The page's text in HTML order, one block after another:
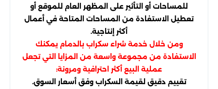
للمساحات أو التأثير على المظهر العام للموقع أو
تعطيل الاستفادة من المساحات المتاحة في أعمال
أكثر إنتاجية.
ومن خلال خدمة شراء سكراب بالدمام يمكنك
الاستفادة من مجموعة واسعة من المزايا التي تجعل
عملية البيع أكثر احترافية ومرونة:
تقييم دقيق لقيمة السكراب وفق أسعار السوق.